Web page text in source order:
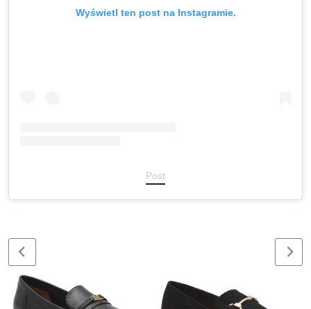
Wyświetl ten post na Instagramie.
Post